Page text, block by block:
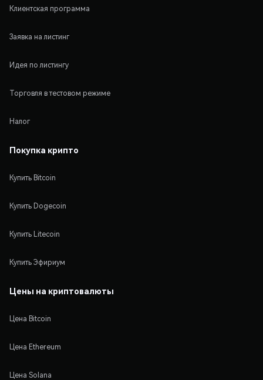
Клиентская программа
Заявка на листинг
Идея по листингу
Торговля в тестовом режиме
Налог
Покупка крипто
Купить Bitcoin
Купить Dogecoin
Купить Litecoin
Купить Эфириум
Цены на криптовалюты
Цена Bitcoin
Цена Ethereum
Цена Solana